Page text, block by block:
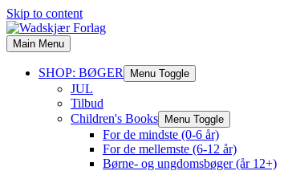
Skip to content
Main Menu
SHOP: BØGER Menu Toggle
JUL
Tilbud
Children's Books
Menu Toggle
For de mindste (0-6 år)
For de mellemste (6-12 år)
Børne- og ungdomsbøger (år 12+)